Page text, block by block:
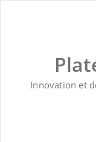
Innovation et